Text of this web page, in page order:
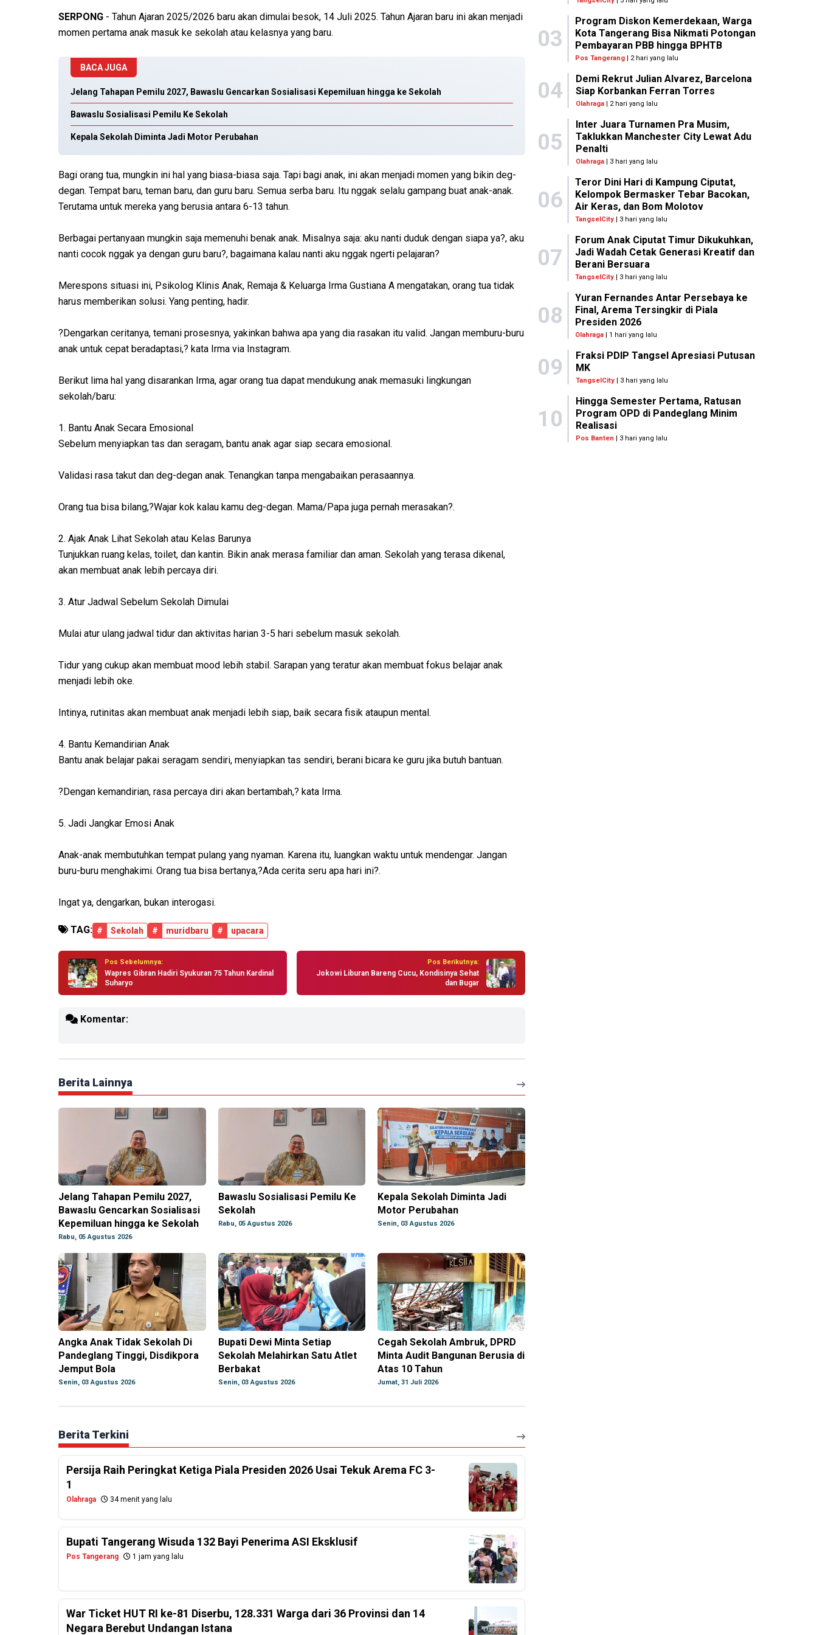
SERPONG - Tahun Ajaran 2025/2026 baru akan dimulai besok, 14 Juli 2025. Tahun Ajaran baru ini akan menjadi
momen pertama anak masuk ke sekolah atau kelasnya yang baru.
BACA JUGA
Jelang Tahapan Pemilu 2027, Bawaslu Gencarkan Sosialisasi Kepemiluan hingga ke Sekolah
Bawaslu Sosialisasi Pemilu Ke Sekolah
Kepala Sekolah Diminta Jadi Motor Perubahan
Bagi orang tua, mungkin ini hal yang biasa-biasa saja. Tapi bagi anak, ini akan menjadi momen yang bikin deg-
degan. Tempat baru, teman baru, dan guru baru. Semua serba baru. Itu nggak selalu gampang buat anak-anak.
Terutama untuk mereka yang berusia antara 6-13 tahun.
Berbagai pertanyaan mungkin saja memenuhi benak anak. Misalnya saja: aku nanti duduk dengan siapa ya?, aku
nanti cocok nggak ya dengan guru baru?, bagaimana kalau nanti aku nggak ngerti pelajaran?
Merespons situasi ini, Psikolog Klinis Anak, Remaja & Keluarga Irma Gustiana A mengatakan, orang tua tidak
harus memberikan solusi. Yang penting, hadir.
?Dengarkan ceritanya, temani prosesnya, yakinkan bahwa apa yang dia rasakan itu valid. Jangan memburu-buru
anak untuk cepat beradaptasi,? kata Irma via Instagram.
Berikut lima hal yang disarankan Irma, agar orang tua dapat mendukung anak memasuki lingkungan
sekolah/baru:
1. Bantu Anak Secara Emosional
Sebelum menyiapkan tas dan seragam, bantu anak agar siap secara emosional.
Validasi rasa takut dan deg-degan anak. Tenangkan tanpa mengabaikan perasaannya.
Orang tua bisa bilang,?Wajar kok kalau kamu deg-degan. Mama/Papa juga pernah merasakan?.
2. Ajak Anak Lihat Sekolah atau Kelas Barunya
Tunjukkan ruang kelas, toilet, dan kantin. Bikin anak merasa familiar dan aman. Sekolah yang terasa dikenal,
akan membuat anak lebih percaya diri.
3. Atur Jadwal Sebelum Sekolah Dimulai
Mulai atur ulang jadwal tidur dan aktivitas harian 3-5 hari sebelum masuk sekolah.
Tidur yang cukup akan membuat mood lebih stabil. Sarapan yang teratur akan membuat fokus belajar anak
menjadi lebih oke.
Intinya, rutinitas akan membuat anak menjadi lebih siap, baik secara fisik ataupun mental.
4. Bantu Kemandirian Anak
Bantu anak belajar pakai seragam sendiri, menyiapkan tas sendiri, berani bicara ke guru jika butuh bantuan.
?Dengan kemandirian, rasa percaya diri akan bertambah,? kata Irma.
5. Jadi Jangkar Emosi Anak
Anak-anak membutuhkan tempat pulang yang nyaman. Karena itu, luangkan waktu untuk mendengar. Jangan
buru-buru menghakimi. Orang tua bisa bertanya,?Ada cerita seru apa hari ini?.
Ingat ya, dengarkan, bukan interogasi.
TAG: # Sekolah # muridbaru # upacara
Pos Sebelumnya:
Wapres Gibran Hadiri Syukuran 75 Tahun Kardinal
Suharyo
Pos Berikutnya:
Jokowi Liburan Bareng Cucu, Kondisinya Sehat
dan Bugar
Komentar:
Berita Lainnya
Jelang Tahapan Pemilu 2027,
Bawaslu Gencarkan Sosialisasi
Kepemiluan hingga ke Sekolah
Rabu, 05 Agustus 2026
Bawaslu Sosialisasi Pemilu Ke
Sekolah
Rabu, 05 Agustus 2026
Kepala Sekolah Diminta Jadi
Motor Perubahan
Senin, 03 Agustus 2026
Angka Anak Tidak Sekolah Di
Pandeglang Tinggi, Disdikpora
Jemput Bola
Senin, 03 Agustus 2026
Bupati Dewi Minta Setiap
Sekolah Melahirkan Satu Atlet
Berbakat
Senin, 03 Agustus 2026
Cegah Sekolah Ambruk, DPRD
Minta Audit Bangunan Berusia di
Atas 10 Tahun
Jumat, 31 Juli 2026
Berita Terkini
Persija Raih Peringkat Ketiga Piala Presiden 2026 Usai Tekuk Arema FC 3-
1
Olahraga 34 menit yang lalu
Bupati Tangerang Wisuda 132 Bayi Penerima ASI Eksklusif
Pos Tangerang 1 jam yang lalu
War Ticket HUT RI ke-81 Diserbu, 128.331 Warga dari 36 Provinsi dan 14
Negara Berebut Undangan Istana
03
Program Diskon Kemerdekaan, Warga
Kota Tangerang Bisa Nikmati Potongan
Pembayaran PBB hingga BPHTB
Pos Tangerang | 2 hari yang lalu
04
Demi Rekrut Julian Alvarez, Barcelona
Siap Korbankan Ferran Torres
Olahraga| 2 hari yang lalu
05
Inter Juara Turnamen Pra Musim,
Taklukkan Manchester City Lewat Adu
Penalti
Olahraga| 3 hari yang lalu
06
Teror Dini Hari di Kampung Ciputat,
Kelompok Bermasker Tebar Bacokan,
Air Keras, dan Bom Molotov
TangselCity | 3 hari yang lalu
07
Forum Anak Ciputat Timur Dikukuhkan,
Jadi Wadah Cetak Generasi Kreatif dan
Berani Bersuara
TangselCity | 3 hari yang lalu
08
Yuran Fernandes Antar Persebaya ke
Final, Arema Tersingkir di Piala
Presiden 2026
Olahraga | 1 hari yang lalu
09
Fraksi PDIP Tangsel Apresiasi Putusan
MK
TangselCity| 3 hari yang lalu
10
Hingga Semester Pertama, Ratusan
Program OPD di Pandeglang Minim
Realisasi
Pos Banten | 3 hari yang lalu